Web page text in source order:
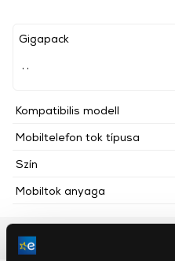
Gigapack
Kompatibilis modell
Mobiltelefon tok típusa
Szín
Mobiltok anyaga
Részletes ismertető